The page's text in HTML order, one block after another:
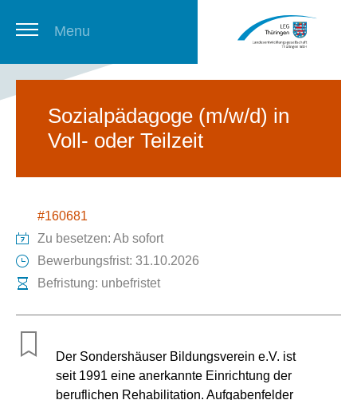
Menu
Newsletter
Sozialpädagoge (m/w/d) in
Voll- oder Teilzeit
#160681
Zu besetzen: Ab sofort
Bewerbungsfrist: 31.10.2026
Befristung: unbefristet
Der Sondershäuser Bildungsverein e.V. ist
seit 1991 eine anerkannte Einrichtung der
beruflichen Rehabilitation. Aufgabenfelder